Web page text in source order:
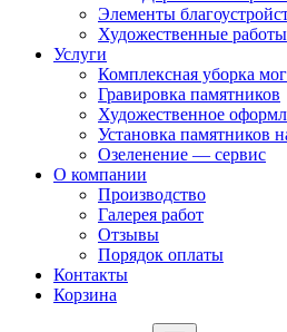
Элементы
Художественные работы
Услуги
Комплексная уборка
Гравировка памятников
Художественное
Установка памятников
Озеленение — сервис
О компании
Производство
Галерея работ
Отзывы
Порядок оплаты
Контакты
Корзина